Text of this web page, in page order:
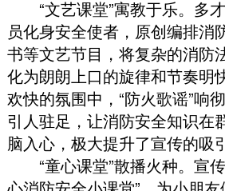
“文艺课堂”寓教于乐。 多
员化身安全使者， 原创编排消
书等文艺节目 ， 将复杂的消防
化为朗朗上口的旋律和节奏明
欢快的氛围中 ， “防火歌谣”响
引人驻足 ， 让消防安全知识在
脑入心， 极大提升了宣传的吸
“童心课堂”散播火种。 宣